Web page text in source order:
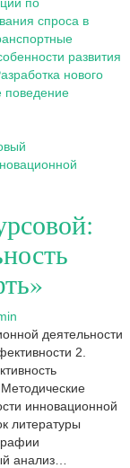
спроса в
развития
нового
поведение
деятельности
2.
инновационной
литературы
анализ…